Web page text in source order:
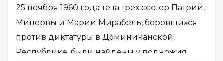
25 ноября 1960 года тела трех сестер Патрии,
Минервы и Марии Мирабель, боровшихся
против диктатуры в Доминиканской
Республике, были найдены у подножия